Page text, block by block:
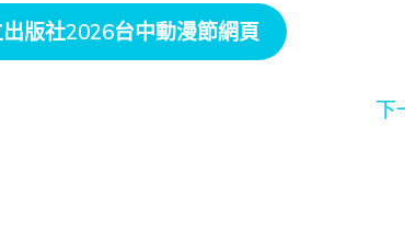
版社2026台中動漫節網頁
下